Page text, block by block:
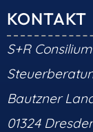
KONTAKT
S+R
Bautzner
01324